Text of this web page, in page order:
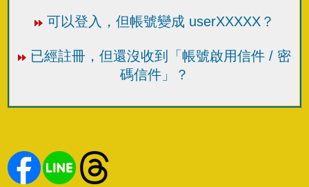
可以登入，但帳號變成 userXXXXX？
已經註冊，但還沒收到「帳號啟用信件 / 密
碼信件」？